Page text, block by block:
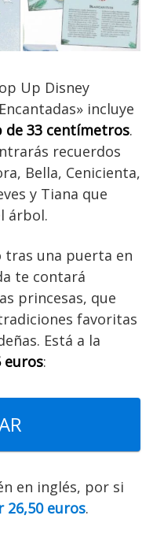
Up Disney
incluye
de 33 centímetros.
recuerdos
Bella, Cenicienta,
y Tiana que
árbol.
tras una puerta en
te contará
princesas, que
favoritas
Está a la
euros:
en inglés, por si
26,50 euros.